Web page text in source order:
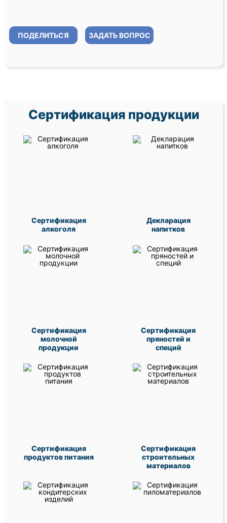
ПОДЕЛИТЬСЯ ЗАДАТЬ ВОПРОС
Сертификация продукции
Сертификация
алкоголя
Декларация
напитков
Сертификация
молочной
продукции
Сертификация
пряностей и
специй
Сертификация
продуктов питания
Сертификация
строительных
материалов